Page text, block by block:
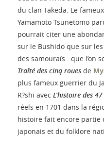
du clan Takeda. Le fameux
Yamamoto Tsunetomo
pourrait citer une
sur le Bushido que sur
des samouraïs : que l’on
Traîté des cinq roues de
plus fameux guerrier du
R?shi avec L’histoire des
réels en 1701 dans la
histoire fait encore partie
japonais et du folklore